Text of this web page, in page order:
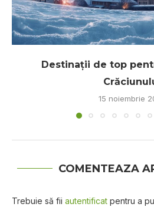
Destinații de top
15 noiembrie
COMENTEAZA
Trebuie să fii autentificat pentru a